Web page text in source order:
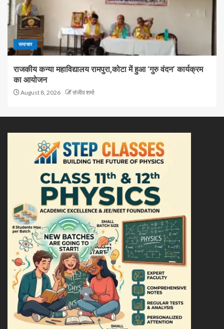
समाचार
राजकीय कन्या महाविद्यालय रामपुरा,कोटा में हुआ ‘गुरु वंदन’ कार्यक्रम
का आयोजन
August 8, 2026 संजीव शर्मा